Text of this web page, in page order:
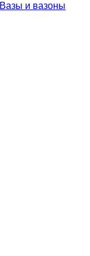
Вазы и вазоны